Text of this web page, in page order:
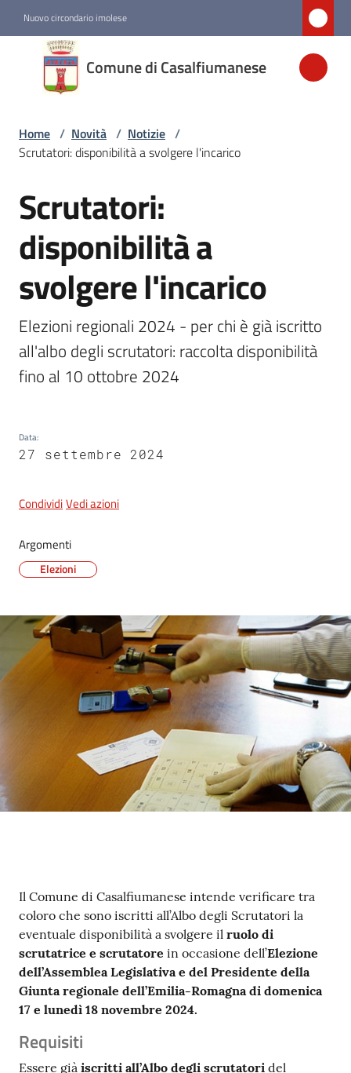
Nuovo circondario imolese
Comune di Casalfiumanese
Comune di
Casalfiumanese
Amministrazione
Menu selezionato
Servizi
Vivere
Casalfiumanese
Servizi
gli
argomenti
Home / Novità / Notizie /
Scrutatori: disponibilità a svolgere l'incarico
Salta al contenuto
Scrutatori:
disponibilità a
svolgere l'incarico
Elezioni regionali 2024 - per chi è già iscritto
all'albo degli scrutatori: raccolta disponibilità
fino al 10 ottobre 2024
Data:
27 settembre 2024
CondividiVedi azioni
Argomenti
Elezioni
Contenuto
Il Comune di Casalfiumanese intende verificare tra
coloro che sono iscritti all’Albo degli Scrutatori la
eventuale disponibilità a svolgere il ruolo di
scrutatrice e scrutatore in occasione dell’Elezione
dell’Assemblea Legislativa e del Presidente della
Giunta regionale dell’Emilia-Romagna di domenica
17 e lunedì 18 novembre 2024.
Requisiti
Essere già iscritti all’Albo degli scrutatori del